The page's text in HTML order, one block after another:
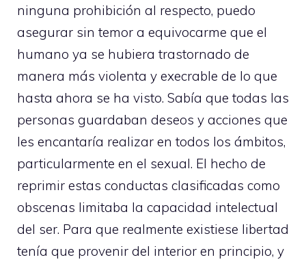
ninguna prohibición al respecto, puedo
asegurar sin temor a equivocarme que el
humano ya se hubiera trastornado de
manera más violenta y execrable de lo que
hasta ahora se ha visto. Sabía que todas las
personas guardaban deseos y acciones que
les encantaría realizar en todos los ámbitos,
particularmente en el sexual. El hecho de
reprimir estas conductas clasificadas como
obscenas limitaba la capacidad intelectual
del ser. Para que realmente existiese libertad
tenía que provenir del interior en principio, y